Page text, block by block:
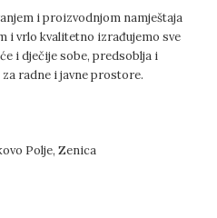
i proizvodnjom namještaja
i vrlo kvalitetno izrađujemo sve
i dječije sobe, predsoblja i
radne i javne prostore.
Polje, Zenica